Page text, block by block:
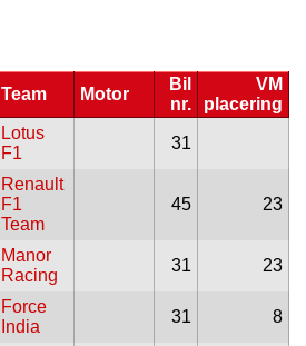
Team Motor
Bil
nr.
VM
placering
Lotus
F1
31
Renault
F1
Team
45 23
Manor
Racing
31 23
Force
India
31 8